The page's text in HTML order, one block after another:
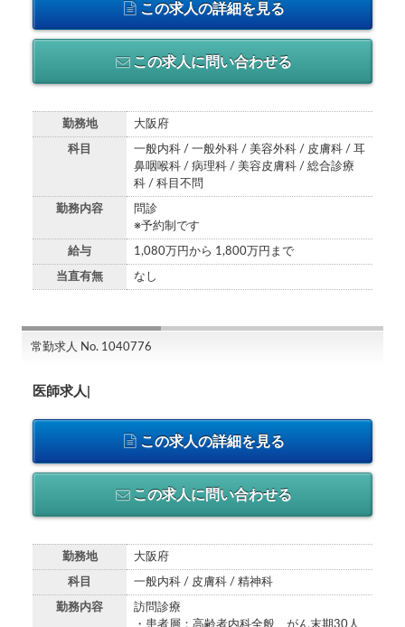
この求人の詳細を見る
この求人に問い合わせる
勤務地 大阪府
科目
一般内科 / 一般外科 / 美容外科 / 皮膚科 / 耳
鼻咽喉科 / 病理科 / 美容皮膚科 / 総合診療
科 / 科目不問
勤務内容
問診
※予約制です
給与 1,080万円から 1,800万円まで
当直有無 なし
常勤求人 No. 1040776
医師求人|
この求人の詳細を見る
この求人に問い合わせる
勤務地 大阪府
科目 一般内科 / 皮膚科 / 精神科
勤務内容
訪問診療